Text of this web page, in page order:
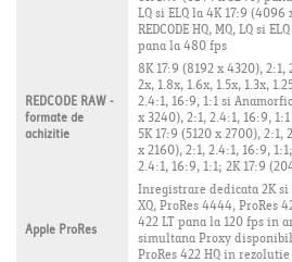
LQ si ELQ la 4K 17:9
REDCODE HQ, MQ, LQ si
pana la 480 fps
REDCODE RAW -
formate de
achizitie
8K 17:9 (8192 x 4320),
2x, 1.8x, 1.6x, 1.5x, 1.3x,
2.4:1, 16:9, 1:1 si
x 3240), 2:1, 2.4:1, 16:9,
5K 17:9 (5120 x 2700),
x 2160), 2:1, 2.4:1, 16:9,
2.4:1, 16:9, 1:1; 2K 17:9
Apple ProRes
Inregistrare dedicata 2K
XQ, ProRes 4444, ProRes
422 LT pana la 120 fps in
simultana Proxy
ProRes 422 HQ in